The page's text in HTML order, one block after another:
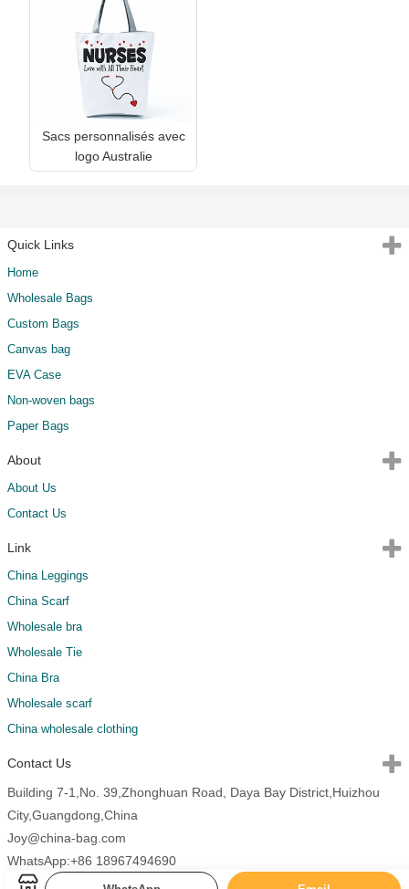
Sacs personnalisés avec
logo Australie
Quick Links
Home
Wholesale Bags
Custom Bags
Canvas bag
EVA Case
Non-woven bags
Paper Bags
About
About Us
Contact Us
Link
China Leggings
China Scarf
Wholesale bra
Wholesale Tie
China Bra
Wholesale scarf
China wholesale clothing
Contact Us
Building 7-1,No. 39,Zhonghuan Road, Daya Bay District,Huizhou
City,Guangdong,China
Joy@china-bag.com
WhatsApp:+86 18967494690